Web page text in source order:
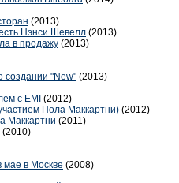
(2013)
Нэнси Шевелл (2013)
в продажу (2013)
создании "New" (2013)
с EMI (2012)
Пола Маккартни) (2012)
Маккартни (2011)
(2010)
мае в Москве (2008)